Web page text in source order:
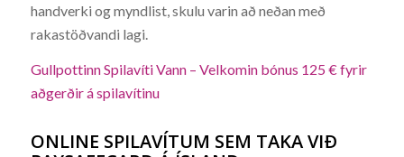
handverki og myndlist, skulu varin að neðan með
rakastöðvandi lagi.
Gullpottinn Spilavíti Vann – Velkomin bónus 125 € fyrir
aðgerðir á spilavítinu
ONLINE SPILAVÍTUM SEM TAKA VIÐ